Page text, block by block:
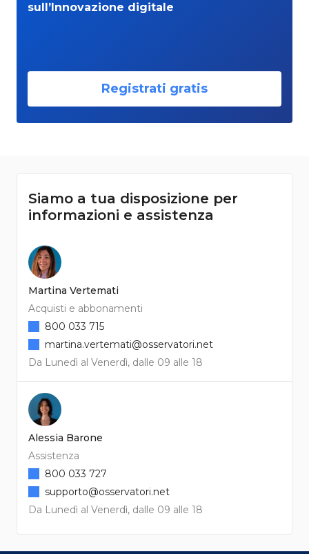
sull’Innovazione digitale
Registrati gratis
Siamo a tua disposizione per
informazioni e assistenza
Martina Vertemati
Acquisti e abbonamenti
Da Lunedì al Venerdì, dalle 09 alle 18
800 033 715
martina.vertemati@osservatori.net
Alessia Barone
Assistenza
Da Lunedì al Venerdì, dalle 09 alle 18
800 033 727
supporto@osservatori.net